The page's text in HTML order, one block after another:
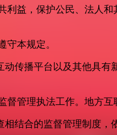
益，保护公民、法人
守本规定。
传播平台以及其他具
管理执法工作。地方
结合的监督管理制度